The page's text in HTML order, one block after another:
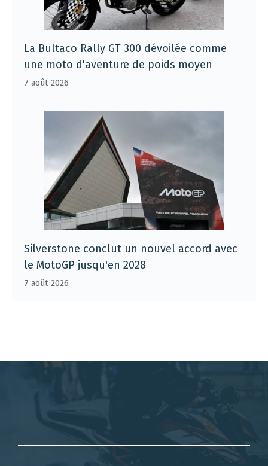
La Bultaco Rally GT 300 dévoilée comme
une moto d'aventure de poids moyen
7 août 2026
Silverstone conclut un nouvel accord avec
le MotoGP jusqu'en 2028
7 août 2026